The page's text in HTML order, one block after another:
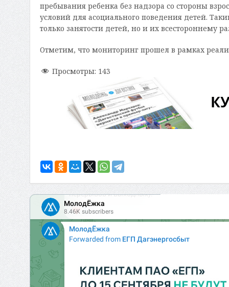
пребывания ребенка без надзора со стороны
условий для асоциального поведения детей.
только занятости детей, но и их всестороннему
Отметим, что мониторинг прошел в рамках
Просмотры: 143